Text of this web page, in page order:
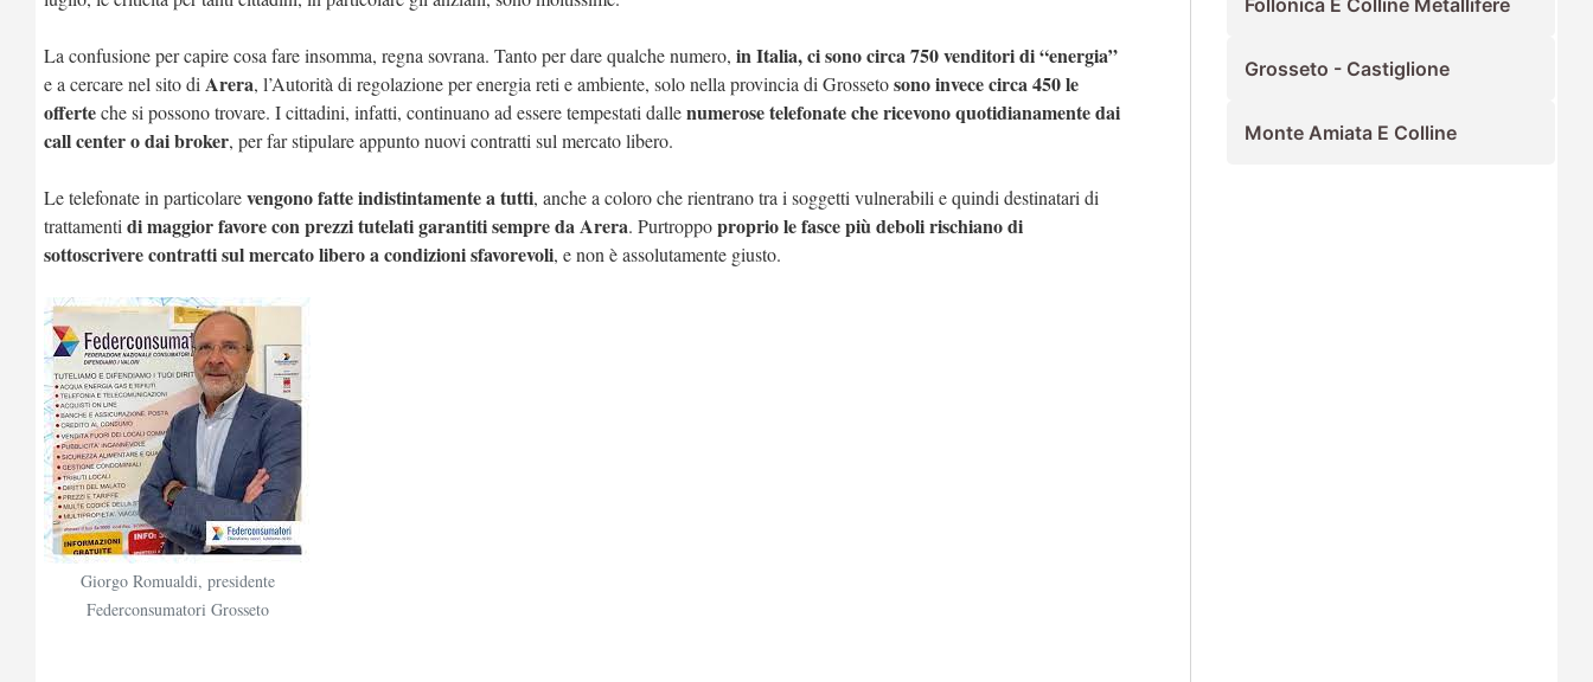
La confusione per capire cosa fare insomma, regna sovrana. Tanto per dare qualche numero, in Italia, ci sono circa 750 venditori di “energia”
e a cercare nel sito di Arera, l’Autorità di regolazione per energia reti e ambiente, solo nella provincia di Grossetosono invece circa 450 le
offerteche si possono trovare. I cittadini, infatti, continuano ad essere tempestati dallenumerose telefonate che ricevono quotidianamente dai
call center o dai broker, per far stipulare appunto nuovi contratti sul mercato libero.
Le telefonate in particolarevengono fatte indistintamente a tutti, anche a coloro che rientrano tra i soggetti vulnerabili e quindi destinatari di
trattamenti di maggior favore con prezzi tutelati garantiti sempre da Arera. Purtroppoproprio le fasce più deboli rischiano di
sottoscrivere contratti sul mercato libero a condizioni sfavorevoli, e non è assolutamente giusto.
Giorgo Romualdi, presidente
Federconsumatori Grosseto
Follonica E Colline Metallifere
Grosseto - Castiglione
Monte Amiata E Colline